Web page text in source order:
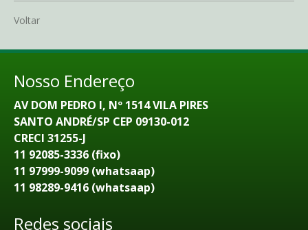
Voltar
Nosso Endereço
AV DOM PEDRO I, Nº 1514 VILA PIRES
SANTO ANDRÉ/SP CEP 09130-012
CRECI 31255-J
11 92085-3336 (fixo)
11 97999-9099 (whatsaap)
11 98289-9416 (whatsaap)
Redes sociais